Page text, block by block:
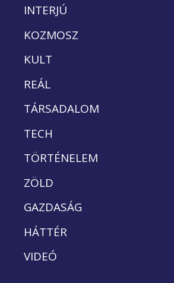
INTERJÚ
KOZMOSZ
KULT
REÁL
TÁRSADALOM
TECH
TÖRTÉNELEM
ZÖLD
GAZDASÁG
HÁTTÉR
VIDEÓ